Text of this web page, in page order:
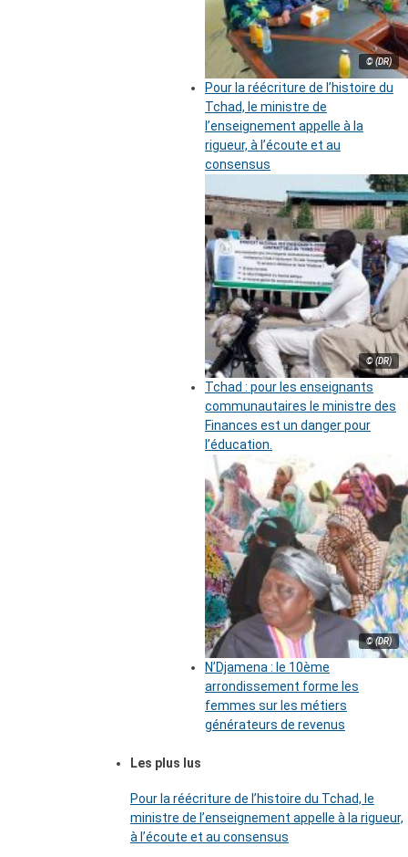
© (DR)
Pour la réécriture de l’histoire du
Tchad, le ministre de
l’enseignement appelle à la
rigueur, à l’écoute et au
consensus
© (DR)
Tchad : pour les enseignants
communautaires le ministre des
Finances est un danger pour
l’éducation.
© (DR)
N’Djamena : le 10ème
arrondissement forme les
femmes sur les métiers
générateurs de revenus
Les plus lus
Pour la réécriture de l’histoire du Tchad, le
ministre de l’enseignement appelle à la rigueur,
à l’écoute et au consensus